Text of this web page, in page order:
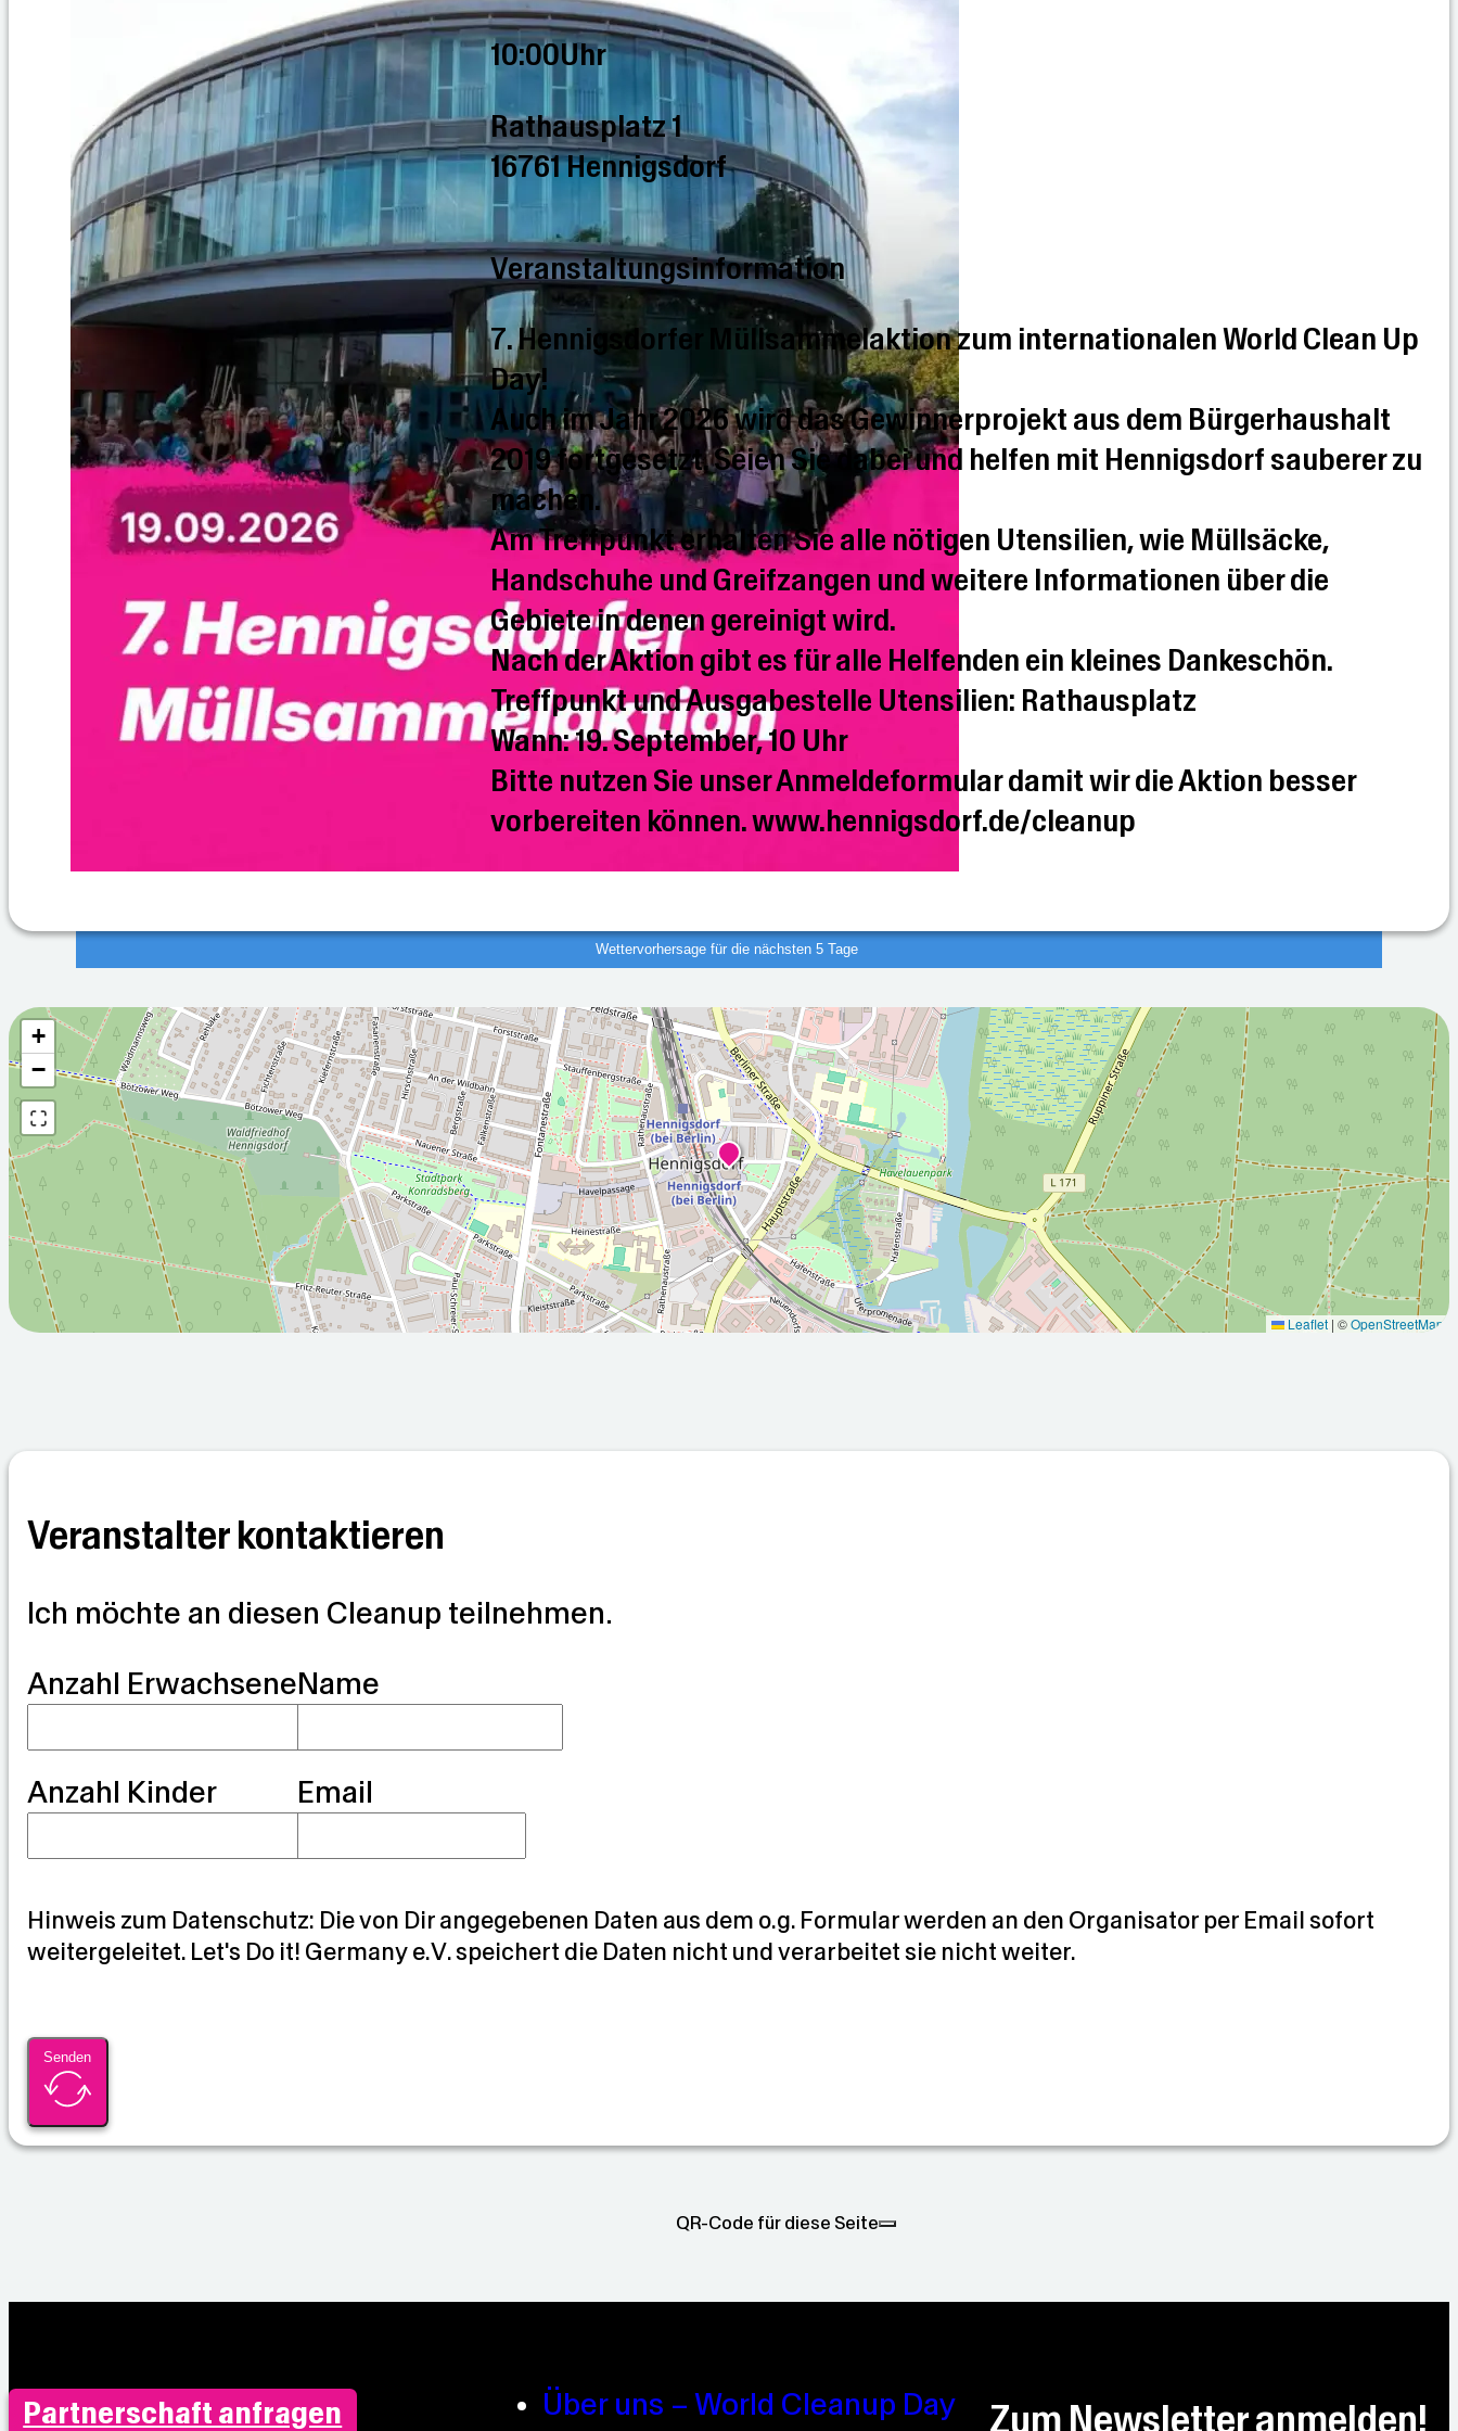
10:00Uhr
Rathausplatz 1
16761 Hennigsdorf
Veranstaltungsinformation
7. Hennigsdorfer Müllsammelaktion zum internationalen World Clean Up
Day!
Auch im Jahr 2026 wird das Gewinnerprojekt aus dem Bürgerhaushalt
2019 fortgesetzt. Seien Sie dabei und helfen mit Hennigsdorf sauberer zu
machen.
Am Treffpunkt erhalten Sie alle nötigen Utensilien, wie Müllsäcke,
Handschuhe und Greifzangen und weitere Informationen über die
Gebiete in denen gereinigt wird.
Nach der Aktion gibt es für alle Helfenden ein kleines Dankeschön.
Treffpunkt und Ausgabestelle Utensilien: Rathausplatz
Wann: 19. September, 10 Uhr
Bitte nutzen Sie unser Anmeldeformular damit wir die Aktion besser
vorbereiten können. www.hennigsdorf.de/cleanup
Wettervorhersage für die nächsten 5 Tage
2026-08-
06T05:00:00Z
Teilweise sonnig
2026-08-
07T05:00:00Z
Bewölkt
2026-08-
08T05:00:00Z
Sonnig
2026-08-
09T05:00:00Z
Überwiegend
°C
°C
2026-08-
10T05:00:00Z
Teilweise sonnig
Wettervorhersage für die nächsten 5 Tage
+
−
Leaflet | ©OpenStreetMap
Veranstalter kontaktieren
Ich möchte an diesen Cleanup teilnehmen.
Anzahl Erwachsene
Anzahl Kinder
Name
Email
G
r
a
n
Hinweis zum Datenschutz: Die von Dir angegebenen Daten aus dem o.g. Formular werden an den Organisator per Email sofort
weitergeleitet. Let's Do it! Germany e.V. speichert die Daten nicht und verarbeitet sie nicht weiter.
Senden
QR-Code für diese Seite
Partnerschaft anfragen
Über uns – World Cleanup Day
Zum Newsletter anmelden!